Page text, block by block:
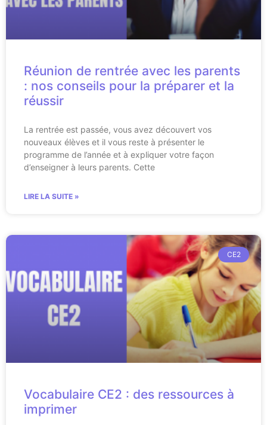
Réunion de rentrée avec les parents
: nos conseils pour la préparer et la
réussir
La rentrée est passée, vous avez découvert vos
nouveaux élèves et il vous reste à présenter le
programme de l’année et à expliquer votre façon
d’enseigner à leurs parents. Cette
LIRE LA SUITE »
CE2
Vocabulaire CE2 : des ressources à
imprimer